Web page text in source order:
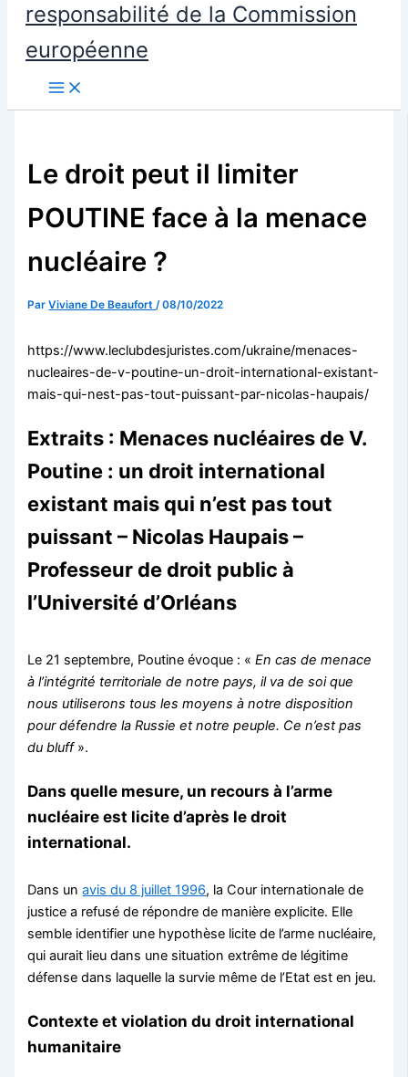
responsabilité de la Commission
européenne
Le droit peut il limiter
POUTINE face à la menace
nucléaire ?
ParViviane De Beaufort/08/10/2022
https://www.leclubdesjuristes.com/ukraine/menaces-
nucleaires-de-v-poutine-un-droit-international-existant-
mais-qui-nest-pas-tout-puissant-par-nicolas-haupais/
Extraits : Menaces nucléaires de V.
Poutine : un droit international
existant mais qui n’est pas tout
puissant – Nicolas Haupais –
Professeur de droit public à
l’Université d’Orléans
Le 21 septembre, Poutine évoque : «En cas de menace
à l’intégrité territoriale de notre pays, il va de soi que
nous utiliserons tous les moyens à notre disposition
pour défendre la Russie et notre peuple. Ce n’est pas
du bluff ».
Dans quelle mesure, un recours à l’arme
nucléaire est licite d’après le droit
international.
Dans unavis du 8 juillet 1996, la Cour internationale de
justice a refusé de répondre de manière explicite. Elle
semble identifier une hypothèse licite de l’arme nucléaire,
qui aurait lieu dans une situation extrême de légitime
défense dans laquelle la survie même de l’Etat est en jeu.
Contexte et violation du droit international
humanitaire